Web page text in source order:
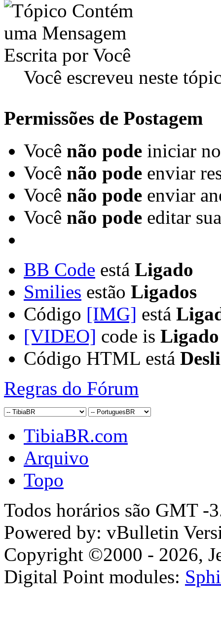
Você escreveu neste
Permissões de Postagem
Você não pode iniciar
Você não pode enviar
Você não pode enviar
Você não pode editar
BB Code está Ligado
Smilies estão Ligados
Código [IMG] está
[VIDEO] code is Ligado
Código HTML está
Regras do Fórum
TibiaBR.com
Arquivo
Topo
Todos horários são GMT -
Powered by: vBulletin
Copyright ©2000 - 2026,
Digital Point modules: